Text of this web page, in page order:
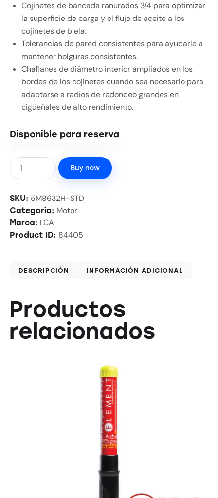
Cojinetes de bancada ranurados 3/4 para optimizar
la superficie de carga y el flujo de aceite a los
cojinetes de biela.
Tolerancias de pared consistentes para ayudarle a
mantener holguras consistentes.
Chaflanes de diámetro interior ampliados en los
bordes de los cojinetes cuando sea necesario para
adaptarse a radios de redondeo grandes en
cigüeñales de alto rendimiento.
Disponible para reserva
Buy now
SKU: 5M8632H-STD
Categoría: Motor
Marca: LCA
Product ID: 84405
DESCRIPCIÓN INFORMACIÓN ADICIONAL
Productos
relacionados